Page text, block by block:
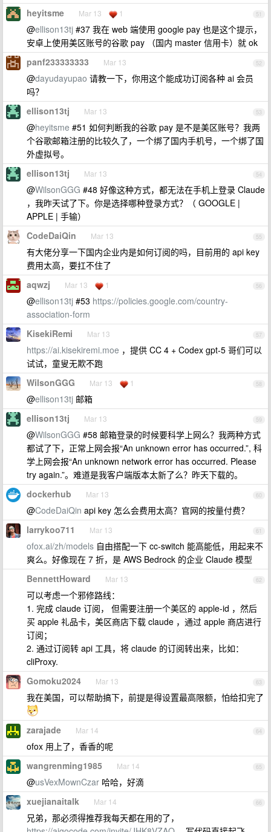
51
heyitsme Mar 13 1
@ellison13tj #37 我在 web 端使用 google pay 也是这个提示，
安卓上使用美区账号的谷歌 pay （国内 master 信用卡）就 ok
52
panf233333333 Mar 13
@dayudayupao 请教一下，你用这个能成功订阅各种 ai 会员
吗？
53
ellison13tj Mar 13
@heyitsme #51 如何判断我的谷歌 pay 是不是美区账号？我两
个谷歌邮箱注册的比较久了，一个绑了国内手机号，一个绑了国
外虚拟号。
54
ellison13tj Mar 13
@WilsonGGG #48 好像这种方式，都无法在手机上登录 Claude
，我昨天试了下。你是选择哪种登录方式？（ GOOGLE |
APPLE | 手输）
55
CodeDaiQin Mar 13
有大佬分享一下国内企业内是如何订阅的吗，目前用的 api key
费用太高，要扛不住了
56
aqwzj Mar 13 1
@ellison13tj #53 https://policies.google.com/country-
association-form
57
KisekiRemi Mar 13
https://ai.kisekiremi.moe ，提供 CC 4 + Codex gpt-5 哥们可以
试试，童叟无欺不跑
58
WilsonGGG Mar 13 1
@ellison13tj 邮箱
59
ellison13tj Mar 13
@WilsonGGG #58 邮箱登录的时候要科学上网么？我两种方式
都试了下，正常上网会报“An unknown error has occurred.”, 科
学上网会报“An unknown network error has occurred. Please
try again.”。难道是我客户端版本太新了么？昨天下载的。
60
dockerhub Mar 13
@CodeDaiQin api key 怎么会费用太高？官网的按量付费？
61
larrykoo711 Mar 13
ofox.ai/zh/models 自由搭配一下 cc-switch 能高能低，用起来不
爽么。好像现在 7 折，是 AWS Bedrock 的企业 Claude 模型
62
BennettHoward Mar 13
可以考虑一个邪修路线：
1. 完成 claude 订阅， 但需要注册一个美区的 apple-id ，然后
买 apple 礼品卡，美区商店下载 claude ，通过 apple 商店进行
订阅；
2. 通过订阅转 api 工具，将 claude 的订阅转出来，比如：
cliProxy.
63
Gomoku2024 Mar 13
我在美国，可以帮助搞下，前提是得设置最高限额，怕给扣完了
64
zarajade Mar 14
ofox 用上了，香香的呢
65
wangrenming1985 Mar 14
@usVexMownCzar 哈哈，好滴
66
xuejianaitalk Mar 14
兄弟，那必须得推荐我每天都在用的了，